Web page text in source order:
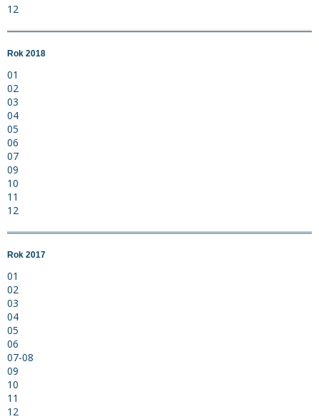
12
Rok 2018
01
02
03
04
05
06
07
09
10
11
12
Rok 2017
01
02
03
04
05
06
07-08
09
10
11
12